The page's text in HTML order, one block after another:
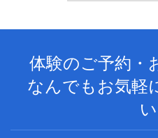
体験のご予約・
なんでもお気軽